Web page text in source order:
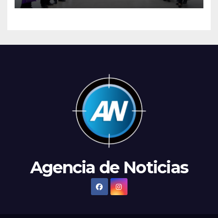
Agencia de Noticias